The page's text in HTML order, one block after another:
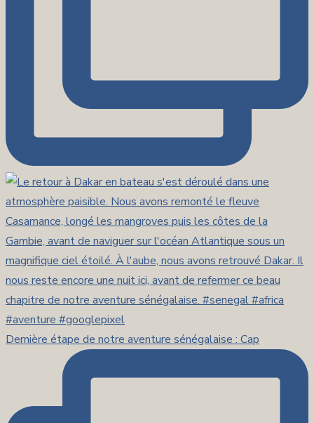
Dernière étape de notre aventure sénégalaise : Cap